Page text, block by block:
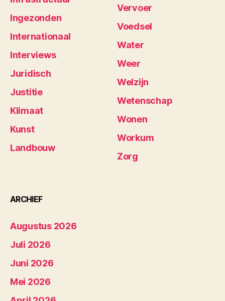
Ingezonden
Internationaal
Interviews
Juridisch
Justitie
Klimaat
Kunst
Landbouw
Vervoer
Voedsel
Water
Weer
Welzijn
Wetenschap
Wonen
Workum
Zorg
ARCHIEF
Augustus 2026
Juli 2026
Juni 2026
Mei 2026